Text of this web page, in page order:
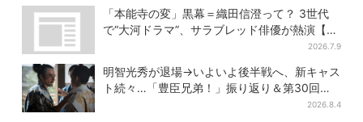
→覚醒へ【豊臣兄弟】
いが強すぎる理由とは
「本能寺の変」黒幕＝織田信澄って？ 3世代
で“大河ドラマ”、サラブレッド俳優が熱演【豊
2026.7.9
明智光秀が退場→いよいよ後半戦へ、新キャス
ト続々…「豊臣兄弟！」振り返り＆第30回あ
2026.8.4